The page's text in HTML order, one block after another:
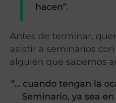
hacen”.
Antes de terminar,
asistir a seminarios
alguien que sabemos
“… cuando tengan la
Seminario, ya sea